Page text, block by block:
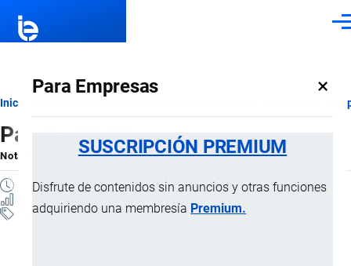
Para Empresas ×
SUSCRIPCIÓN PREMIUM
Disfrute de contenidos sin anuncios y otras funciones
adquiriendo una membresía Premium.
Ruta
de
navegación
Inicio
Partida 72.27
Nota ExplicativaporImportaciones …, 20 Julio, 2024
1 MINUTO
Notas Explicativas